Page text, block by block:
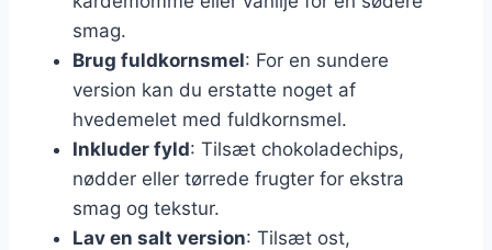
smag.
Brug fuldkornsmel: For en sundere
version kan du erstatte noget af
hvedemelet med fuldkornsmel.
Inkluder fyld: Tilsæt chokoladechips,
nødder eller tørrede frugter for ekstra
smag og tekstur.
Lav en salt version: Tilsæt ost,